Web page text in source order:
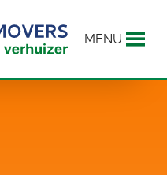
MENU